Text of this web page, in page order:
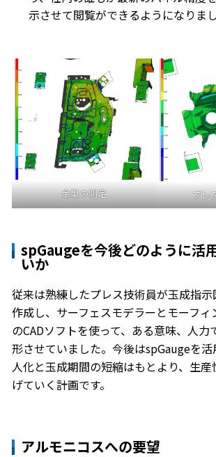
示させて閲覧ができるようになりまし
金型の測定 プレ
spGaugeを今後どのように活
いか
従来は熟練したプレス技術員が玉成指
作成し、サーフェスモデラーとモーフィ
のCADソフトを使って、ある意味、人力
形させていました。今後はspGaugeを
人化と玉成期間の短縮はもとより、生
げていく計画です。
アルモニコスへの要望